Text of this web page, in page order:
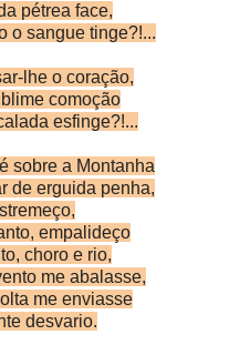
pétrea face,
o sangue tinge?!...
lhe o coração,
comoção
esfinge?!...
sobre a Montanha
de erguida penha,
empalideço
choro e rio,
me abalasse,
me enviasse
desvario.